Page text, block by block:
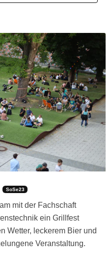
SoSe23
mit der Fachschaft
ein Grillfest
Wetter, leckerem Bier und
Veranstaltung.